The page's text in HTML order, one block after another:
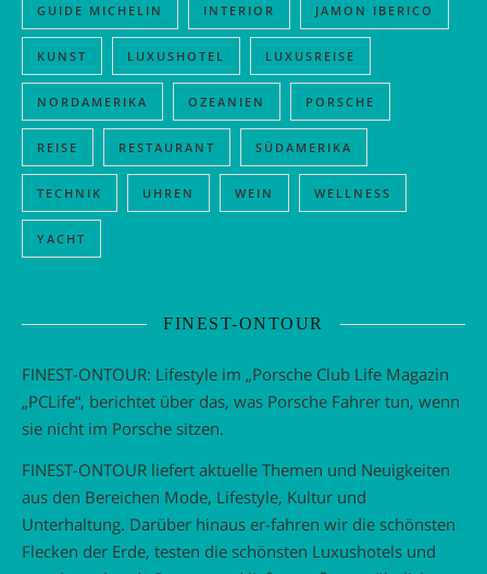
GUIDE MICHELIN INTERIOR JAMON IBERICO
KUNST LUXUSHOTEL LUXUSREISE
NORDAMERIKA OZEANIEN PORSCHE
REISE RESTAURANT SÜDAMERIKA
TECHNIK UHREN WEIN WELLNESS
YACHT
FINEST-ONTOUR
FINEST-ONTOUR: Lifestyle im „Porsche Club Life Magazin
„PCLife“, berichtet über das, was Porsche Fahrer tun, wenn
sie nicht im Porsche sitzen.
FINEST-ONTOUR liefert aktuelle Themen und Neuigkeiten
aus den Bereichen Mode, Lifestyle, Kultur und
Unterhaltung. Darüber hinaus er-fahren wir die schönsten
Flecken der Erde, testen die schönsten Luxushotels und